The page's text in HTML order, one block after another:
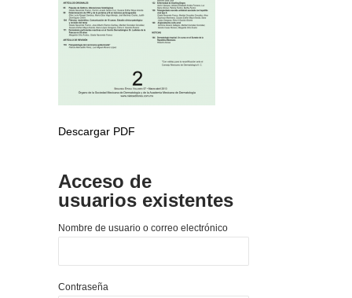
Descargar PDF
Acceso de
usuarios existentes
Nombre de usuario o correo electrónico
Contraseña